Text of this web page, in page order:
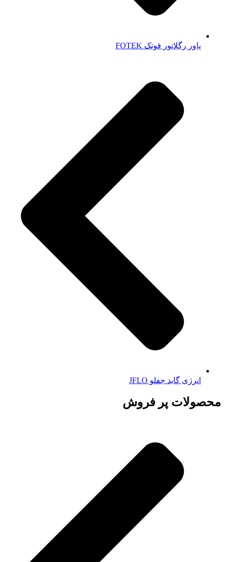
پاور رگلاتور فوتک FOTEK
انرژی گاید جفلو JFLO
محصولات پر فروش